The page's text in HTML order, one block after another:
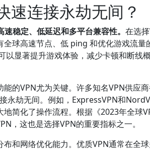
速连接永劫无间？
稳定、低延迟和多平台兼容性。 在选
球高速节点、低 ping 和优化游戏流量
显著提升游戏体验，减少卡顿和断线
的VPN尤为关键。许多知名VPN供应
永劫无间。例如，ExpressVPN和
简化了操作流程。根据《2023年全球
，这也是选择VPN的重要指标之一。
和网络优化能力。优质VPN通常在全